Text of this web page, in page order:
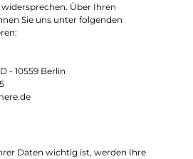
Über Ihren
Sie uns unter folgenden
- 10559 Berlin
Daten wichtig ist, werden Ihre